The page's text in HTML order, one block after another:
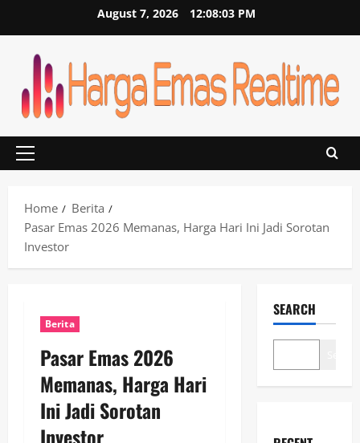
August 7, 2026 12:08:03 PM
Primary
Home
Berita
Pasar Emas 2026 Memanas, Harga Hari Ini Jadi Sorotan
Investor
Berita
Pasar Emas 2026
Memanas, Harga Hari
Ini Jadi Sorotan
Investor
SEARCH